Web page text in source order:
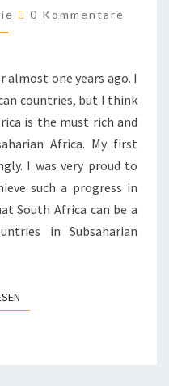
Kommentare
0 Kommentare
almost one years ago. I
countries, but I think
is the must rich and
Africa. My first
I was very proud to
such a progress in
South Africa can be a
in Subsaharian
WEITERLESEN